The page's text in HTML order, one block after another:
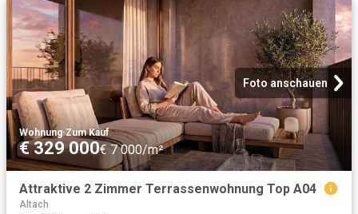
Foto anschauen
Wohnung·Zum Kauf
€ 329 000€ 7 000/m²
Attraktive 2 Zimmer Terrassenwohnung Top A04
Altach